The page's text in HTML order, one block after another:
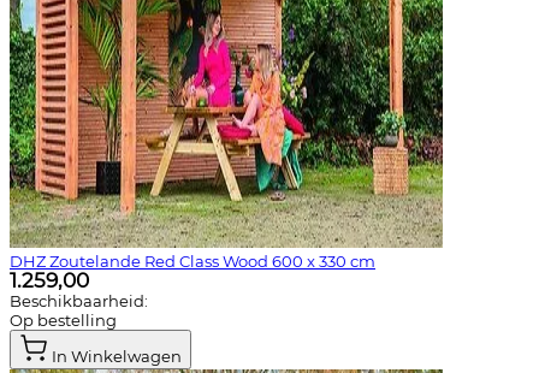
DHZ Zoutelande Red Class Wood 600 x 330 cm
1.259,00
Beschikbaarheid:
Op bestelling
In Winkelwagen